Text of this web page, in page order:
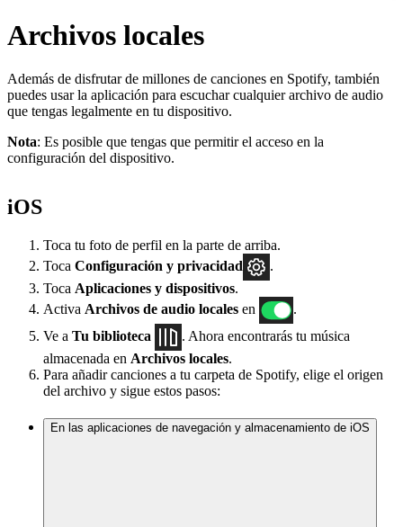
Archivos locales
Además de disfrutar de millones de canciones en Spotify, también
puedes usar la aplicación para escuchar cualquier archivo de audio
que tengas legalmente en tu dispositivo.
Nota: Es posible que tengas que permitir el acceso en la
configuración del dispositivo.
iOS
Toca tu foto de perfil en la parte de arriba.
Toca Configuración y privacidad
.
Toca Aplicaciones y dispositivos.
Activa Archivos de audio locales en
.
Ve a Tu biblioteca
. Ahora encontrarás tu música
almacenada en Archivos locales.
Para añadir canciones a tu carpeta de Spotify, elige el origen
del archivo y sigue estos pasos:
En las aplicaciones de navegación y almacenamiento de iOS